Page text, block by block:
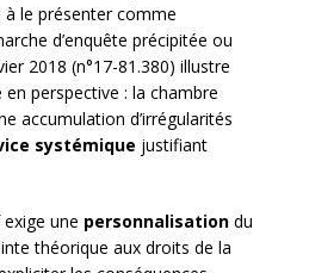
à le présenter comme
d’enquête précipitée ou
2018 (n°17-81.380) illustre
perspective : la chambre
accumulation d’irrégularités
systémique justifiant
une personnalisation du
théorique aux droits de la